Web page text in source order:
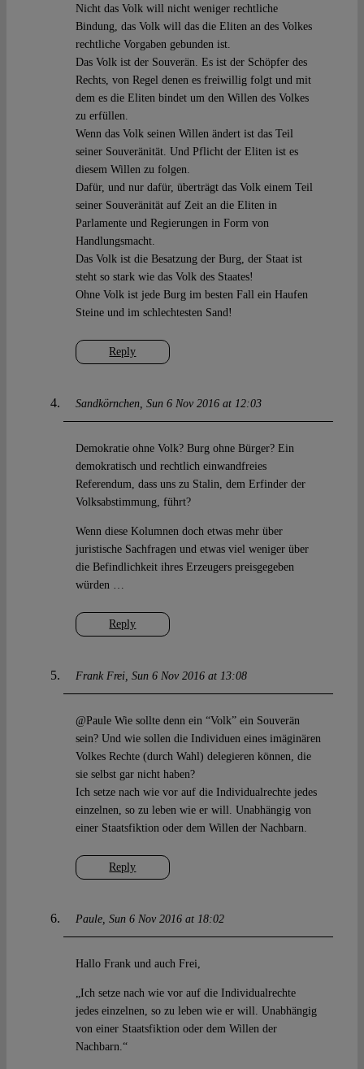
Reply
Nicht das Volk will nicht weniger rechtliche
Bindung, das Volk will das die Eliten an des Volkes
rechtliche Vorgaben gebunden ist.
Das Volk ist der Souverän. Es ist der Schöpfer des
Rechts, von Regel denen es freiwillig folgt und mit
dem es die Eliten bindet um den Willen des Volkes
zu erfüllen.
Wenn das Volk seinen Willen ändert ist das Teil
seiner Souveränität. Und Pflicht der Eliten ist es
diesem Willen zu folgen.
Dafür, und nur dafür, überträgt das Volk einem Teil
seiner Souveränität auf Zeit an die Eliten in
Parlamente und Regierungen in Form von
Handlungsmacht.
Das Volk ist die Besatzung der Burg, der Staat ist
steht so stark wie das Volk des Staates!
Ohne Volk ist jede Burg im besten Fall ein Haufen
Steine und im schlechtesten Sand!
Sandkörnchen Sun 6 Nov 2016 at 12:03
Reply
Demokratie ohne Volk? Burg ohne Bürger? Ein
demokratisch und rechtlich einwandfreies
Referendum, dass uns zu Stalin, dem Erfinder der
Volksabstimmung, führt?
Wenn diese Kolumnen doch etwas mehr über
juristische Sachfragen und etwas viel weniger über
die Befindlichkeit ihres Erzeugers preisgegeben
würden …
Frank Frei Sun 6 Nov 2016 at 13:08
Reply
@Paule Wie sollte denn ein “Volk” ein Souverän
sein? Und wie sollen die Individuen eines imäginären
Volkes Rechte (durch Wahl) delegieren können, die
sie selbst gar nicht haben?
Ich setze nach wie vor auf die Individualrechte jedes
einzelnen, so zu leben wie er will. Unabhängig von
einer Staatsfiktion oder dem Willen der Nachbarn.
Paule Sun 6 Nov 2016 at 18:02
Hallo Frank und auch Frei,
„Ich setze nach wie vor auf die Individualrechte
jedes einzelnen, so zu leben wie er will. Unabhängig
von einer Staatsfiktion oder dem Willen der
Nachbarn.“